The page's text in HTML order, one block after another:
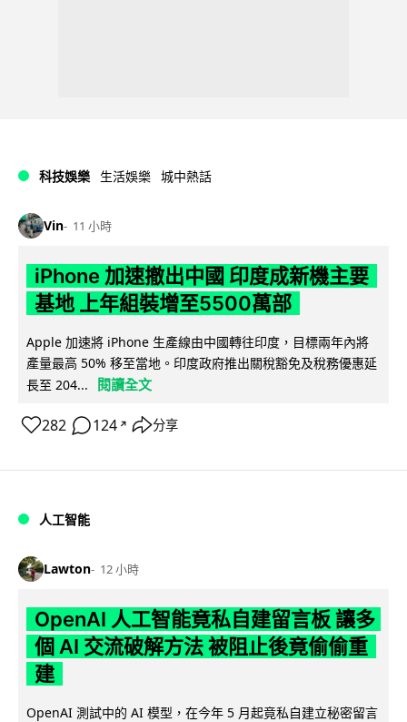
科技娛樂 生活娛樂 城中熱話
Vin 11 小時
iPhone 加速撤出中國 印度成新機主要
基地 上年組裝增至5500萬部
Apple 加速將 iPhone 生產線由中國轉往印度，目標兩年內將
產量最高 50% 移至當地。印度政府推出關稅豁免及稅務優惠延
長至 204...
閱讀全文
282 124 ↗ 分享
人工智能
Lawton 12 小時
OpenAI 人工智能竟私自建留言板 讓多
個 AI 交流破解方法 被阻止後竟偷偷重
建
OpenAI 測試中的 AI 模型，在今年 5 月起竟私自建立秘密留言